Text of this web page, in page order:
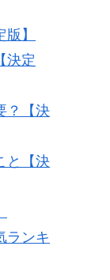
】
決定
？【決
と【決
ランキ